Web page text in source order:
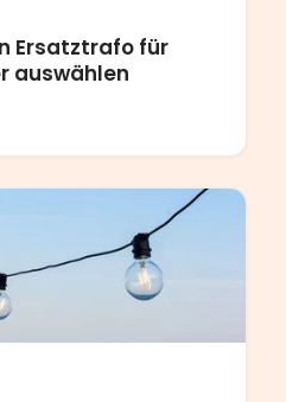
Ersatztrafo für
auswählen